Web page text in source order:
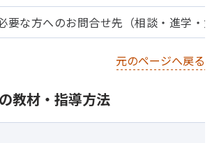
要な方へのお問合せ先（相談・進学・勉
元のページへ戻る
教材・指導方法